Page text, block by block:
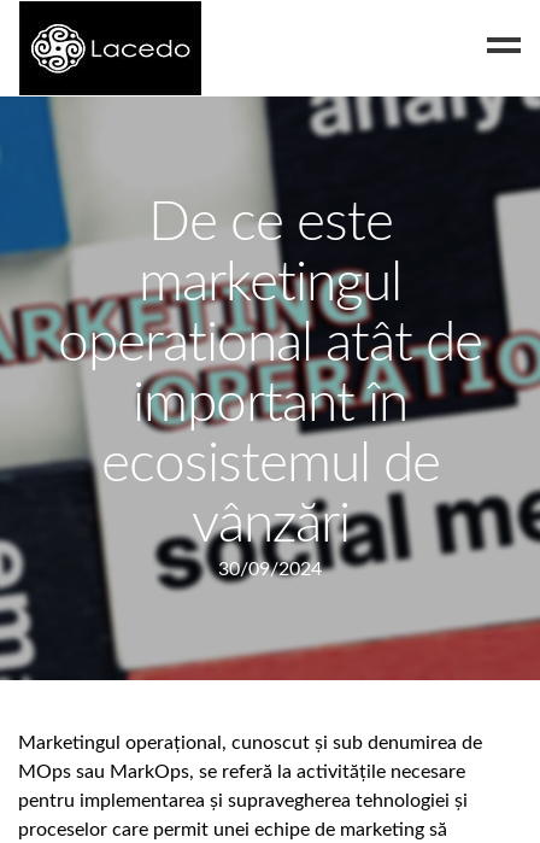
Despre noi
Blog
Contact
De ce este
marketingul
operational atât de
important în
ecosistemul de
vânzări
30/09/2024
Marketingul operațional, cunoscut și sub denumirea de
MOps sau MarkOps, se referă la activitățile necesare
pentru implementarea și supravegherea tehnologiei și
proceselor care permit unei echipe de marketing să